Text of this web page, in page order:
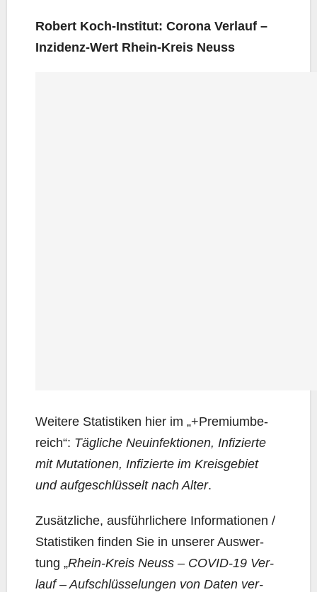
Robert Koch-Insti­tut: Coro­na Ver­lauf –
Inzi­denz-Wert Rhein-Kreis Neuss
Wei­te­re Sta­tis­ti­ken hier im „+Pre­mi­um­be­
reich“: Täg­li­che Neu­in­fek­tio­nen, Infi­zier­te
mit Muta­tio­nen, Infi­zier­te im Kreis­ge­biet
und auf­ge­schlüs­selt nach Alter.
Zusätz­li­che, aus­führ­li­che­re Infor­ma­tio­nen /
Sta­tis­ti­ken fin­den Sie in unse­rer Aus­wer­
tung „Rhein-Kreis Neuss – COVID-19 Ver­
lauf – Auf­schlüs­se­lun­gen von Daten ver­